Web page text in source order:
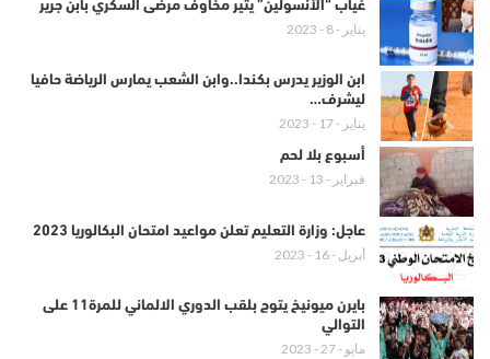
غياب “الأنسولين” يثير مخاوف مرضى السكري بابن جرير
يناير - 8 - 2023
ابن الوزير يدرس بكندا..وابن الشعب يمارس الرياضة حافيا
ليشرف…
يناير - 17 - 2023
أسبوع بلا لحم
فبراير - 13 - 2023
عاجل: وزارة التعليم تعلن مواعيد امتحان البكالوريا 2023
أبريل - 16 - 2023
بايرن ميونيخ يتوج بلقب الدوري الالماني للمرة11 على
التوالي
مايو - 27 - 2023